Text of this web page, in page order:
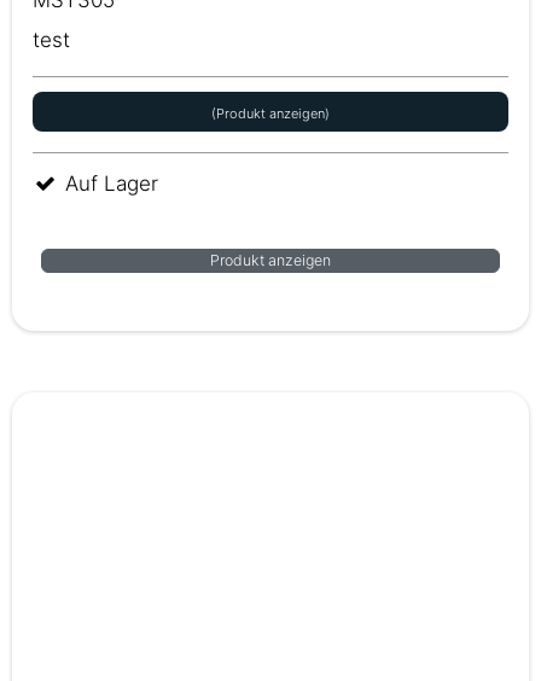
test
(Produkt anzeigen)
Auf Lager
Produkt anzeigen